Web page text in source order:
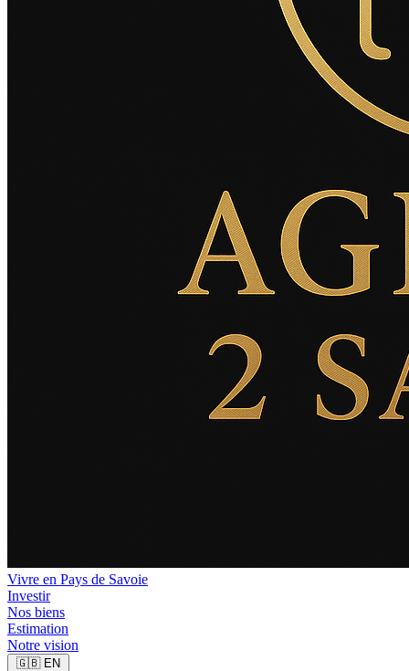
Vivre en Pays de Savoie
Investir
Nos biens
Estimation
Notre vision
🇬🇧 EN